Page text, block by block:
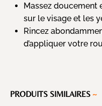
Massez doucement
sur le visage et les
Rincez
d’appliquer votre
PRODUITS SIMILAIRES ~